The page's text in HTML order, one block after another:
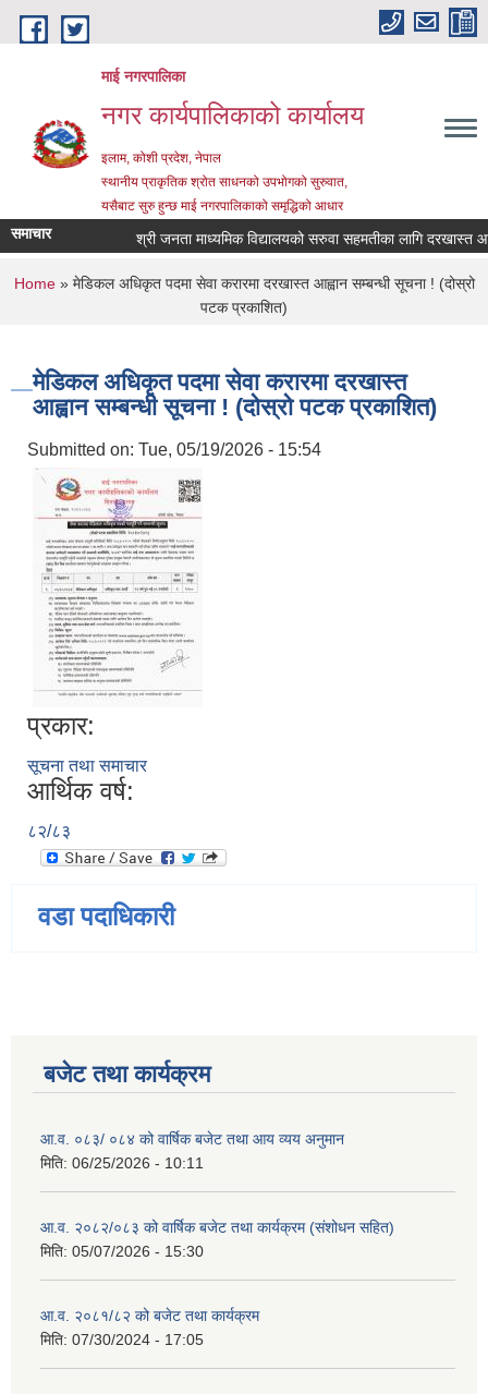
Skip to main content
माई नगरपालिका
नगर कार्यपालिकाको कार्यालय
इलाम, कोशी प्रदेश, नेपाल
स्थानीय प्राकृतिक श्रोत साधनको उपभोगको सुरुवात,
यसैबाट सुरु हुन्छ माई नगरपालिकाको समृद्धिको आधार
समाचार श्री जनता माध्यमिक विद्यालयको सरुवा सहमतीका लागि दरखास्त
You are here
Home» मेडिकल अधिकृत पदमा सेवा करारमा दरखास्त आह्वान सम्बन्धी सूचना ! (दोस्रो
पटक प्रकाशित)
मेडिकल अधिकृत पदमा सेवा करारमा दरखास्त
आह्वान सम्बन्धी सूचना ! (दोस्रो पटक प्रकाशित)
Submitted on: Tue, 05/19/2026 - 15:54
प्रकार:
सूचना तथा समाचार
आर्थिक वर्ष:
८२/८३
वडा पदाधिकारी
बजेट तथा कार्यक्रम
आ.व. ०८३/ ०८४ को वार्षिक बजेट तथा आय व्यय अनुमान
मिति: 06/25/2026 - 10:11
आ.व. २०८२/०८३ को वार्षिक बजेट तथा कार्यक्रम (संशोधन सहित)
मिति: 05/07/2026 - 15:30
आ.व. २०८१/८२ को बजेट तथा कार्यक्रम
मिति: 07/30/2024 - 17:05